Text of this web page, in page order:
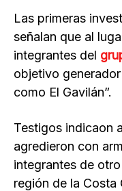
Las primeras
señalan que al
integrantes del
objetivo
como El Gavilán”.
Testigos indicaon
agredieron con
integrantes de
región de la Costa